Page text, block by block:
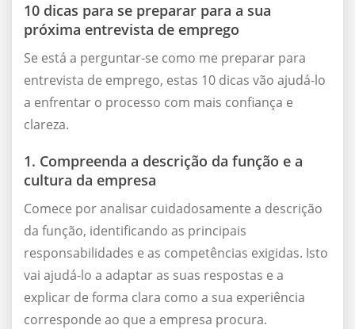
10 dicas para se preparar para a sua
próxima entrevista de emprego
Se está a perguntar-se como me preparar para
entrevista de emprego, estas 10 dicas vão ajudá-lo
a enfrentar o processo com mais confiança e
clareza.
1. Compreenda a descrição da função e a
cultura da empresa
Comece por analisar cuidadosamente a descrição
da função, identificando as principais
responsabilidades e as competências exigidas. Isto
vai ajudá-lo a adaptar as suas respostas e a
explicar de forma clara como a sua experiência
corresponde ao que a empresa procura.